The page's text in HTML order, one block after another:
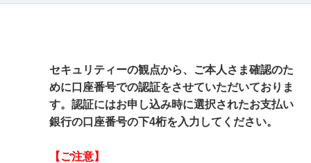
セキュリティーの観点から、ご本人さま確認のた
めに口座番号での認証をさせていただいておりま
す。認証にはお申し込み時に選択されたお支払い
銀行の口座番号の下4桁を入力してください。
【ご注意】